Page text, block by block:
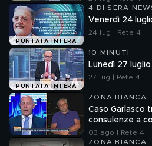
PUNTATA INTERA
4 DI SERA
Venerdì 24
24 lug | Rete 4
PUNTATA INTERA
10 MINUTI
Lunedì 27 luglio
27 lug | Rete 4
ZONA BIANCA
Caso Garlasco
consulenze a
03 ago | Rete 4
ZONA BIANCA